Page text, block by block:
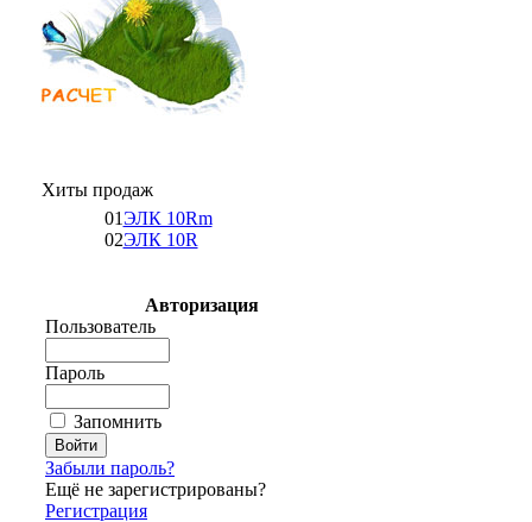
Хиты продаж
01ЭЛК 10Rm
02ЭЛК 10R
Авторизация
Пользователь
Пароль
Запомнить
Забыли пароль?
Ещё не зарегистрированы?
Регистрация